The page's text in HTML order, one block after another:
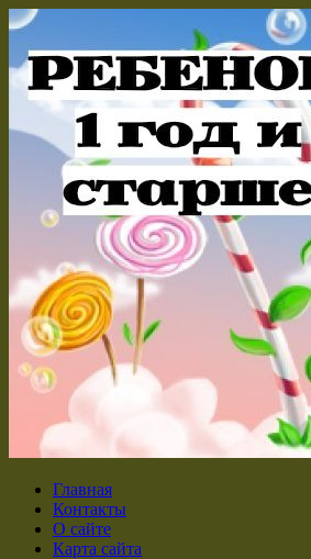
Главная
Контакты
О сайте
Карта сайта